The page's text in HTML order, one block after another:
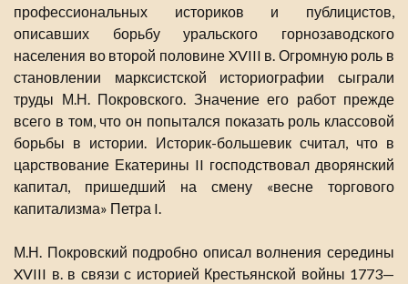
профессиональных историков и публицистов,
описавших борьбу уральского горнозаводского
населения во второй половине XVIII в. Огромную роль в
становлении марксистской историографии сыграли
труды М.Н. Покровского. Значение его работ прежде
всего в том, что он попытался показать роль классовой
борьбы в истории. Историк-большевик считал, что в
царствование Екатерины II господствовал дворянский
капитал, пришедший на смену «весне торгового
капитализма» Петра I.
М.Н. Покровский подробно описал волнения середины
XVIII в. в связи с историей Крестьянской войны 1773—